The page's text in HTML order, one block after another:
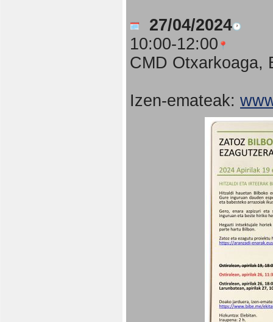
27/04/2024
10:00-12:00
CMD Otxarkoaga,
Izen-emateak: